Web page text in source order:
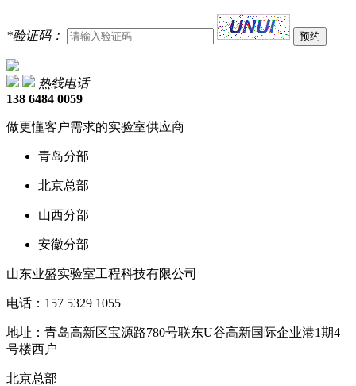
*验证码：
热线电话
138 6484 0059
做更懂客户需求的实验室供应商
青岛分部
北京总部
山西分部
安徽分部
山东业盛实验室工程科技有限公司
电话：157 5329 1055
地址：青岛高新区宝源路780号联东U谷高新国际企业港1期4
号楼西户
北京总部